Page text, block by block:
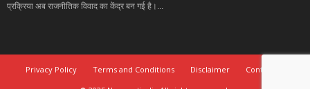
प्रक्रिया अब राजनीतिक विवाद का केंद्र बन गई है।...
Privacy Policy Terms and Conditions Disclaimer
Contact Us